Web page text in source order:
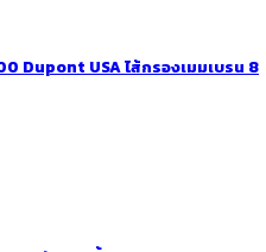
Dupont USA ไส้กรองเมมเบรน 8